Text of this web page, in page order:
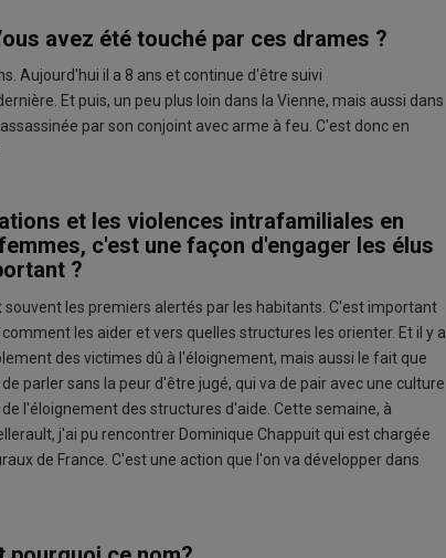
avez été touché par ces drames ?
Aujourd'hui il a 8 ans et continue d'être suivi
Et puis, un peu plus loin dans la Vienne, mais aussi dans
par son conjoint avec arme à feu. C'est donc en
et les violences intrafamiliales en
c'est une façon d'engager les élus
?
les premiers alertés par les habitants. C'est important
les aider et vers quelles structures les orienter. Et il y a
des victimes dû à l'éloignement, mais aussi le fait que
parler sans la peur d'être jugé, qui va de pair avec une culture
l'éloignement des structures d'aide. Cette semaine, à
j'ai pu rencontrer Dominique Chappuit qui est chargée
de France. C'est une action que l'on va développer dans